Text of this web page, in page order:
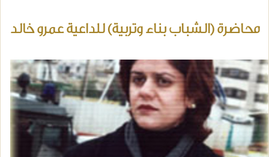
محاضرة (الشباب بناء وتربية) للداعية عمرو خالد